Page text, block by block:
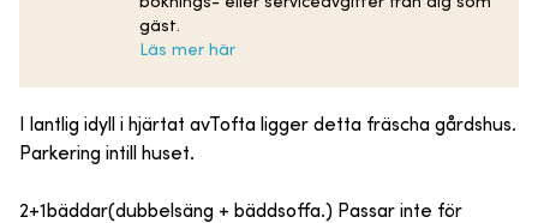
gäst.
Läs mer här
I lantlig idyll i hjärtat avTofta ligger detta fräscha gårdshus.
Parkering intill huset.
2+1bäddar(dubbelsäng + bäddsoffa.) Passar inte för